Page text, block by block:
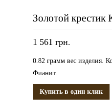
Золотой крестик
1 561 грн.
0.82 грамм вес изделия.
Фианит.
Купить в один клик